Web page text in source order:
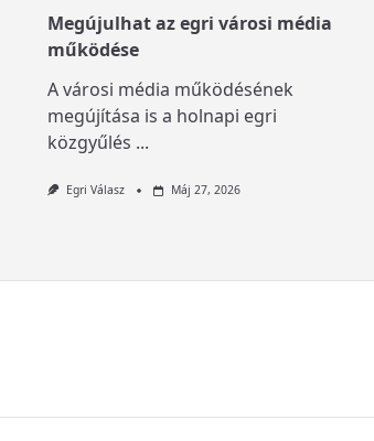
Megújulhat az egri városi média
működése
A városi média működésének
megújítása is a holnapi egri
közgyűlés ...
Egri Válasz Máj 27, 2026